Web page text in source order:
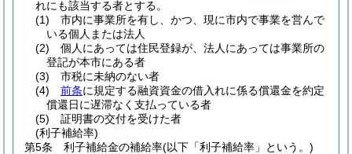
れにも該当する者とする。
(1)
市内に事業所を有し、かつ、現に市内で事業を営んで
いる個人または法人
(2)
個人にあっては住民登録が、法人にあっては事業所の
登記が本市にある者
(3)
市税に未納のない者
(4)
前条に規定する融資資金の借入れに係る償還金を約定
償還日に遅滞なく支払っている者
(5)
証明書の交付を受けた者
(利子補給率)
第5条
利子補給金の補給率(以下「利子補給率」という。)